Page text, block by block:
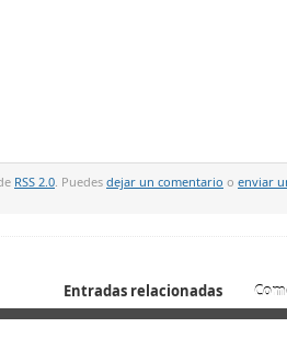
RSS 2.0. Puedes dejar un comentario o enviar
Entradas relacionadas